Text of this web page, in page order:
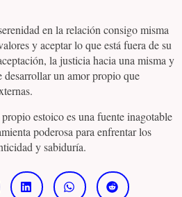
en la relación consigo misma
y aceptar lo que está fuera de su
la justicia hacia una misma y
desarrollar un amor propio que
estoico es una fuente inagotable
poderosa para enfrentar los
y sabiduría.